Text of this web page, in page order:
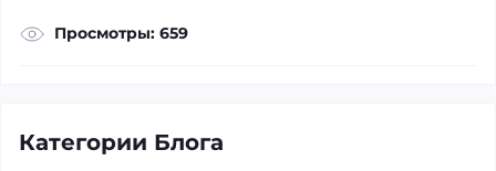
Просмотры: 659
Категории Блога